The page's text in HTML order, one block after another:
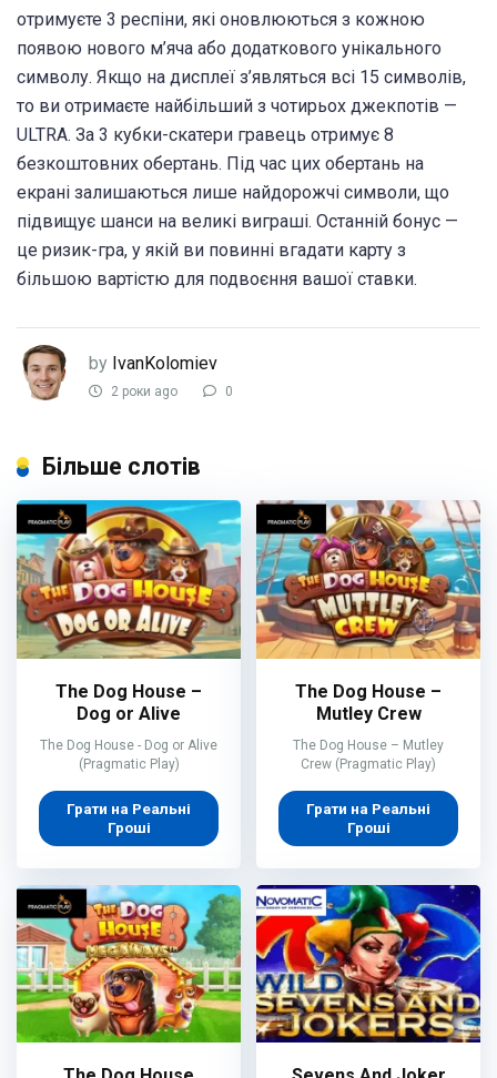
отримуєте 3 респіни, які оновлюються з кожною
появою нового м’яча або додаткового унікального
символу. Якщо на дисплеї з’являться всі 15 символів,
то ви отримаєте найбільший з чотирьох джекпотів —
ULTRA. За 3 кубки-скатери гравець отримує 8
безкоштовних обертань. Під час цих обертань на
екрані залишаються лише найдорожчі символи, що
підвищує шанси на великі виграші. Останній бонус —
це ризик-гра, у якій ви повинні вгадати карту з
більшою вартістю для подвоєння вашої ставки.
by IvanKolomiev
2 роки ago 0
Більше слотів
The Dog House –
Dog or Alive
The Dog House - Dog or Alive
(Pragmatic Play)
Грати на Реальні
Гроші
The Dog House –
Mutley Crew
The Dog House – Mutley
Crew (Pragmatic Play)
Грати на Реальні
Гроші